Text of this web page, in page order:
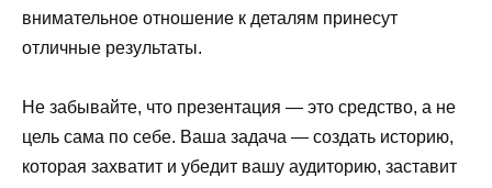
внимательное отношение к деталям принесут
отличные результаты.
Не забывайте, что презентация — это средство, а не
цель сама по себе. Ваша задача — создать историю,
которая захватит и убедит вашу аудиторию, заставит